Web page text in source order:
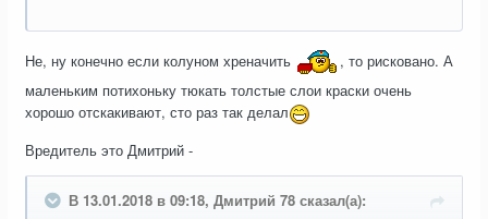
Не, ну конечно если колуном хреначить
, то рисковано. А
маленьким потихоньку тюкать толстые слои краски очень
хорошо отскакивают, сто раз так делал
Вредитель это Дмитрий -
В 13.01.2018 в 09:18, Дмитрий 78 сказал(а):